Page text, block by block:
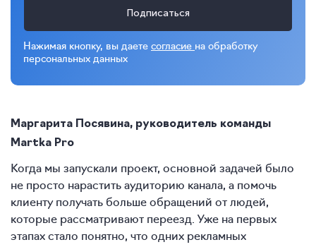
Подписаться
Нажимая кнопку, вы даете согласие на обработку
персональных данных
Маргарита Посявина, руководитель команды
Martka Pro
Когда мы запускали проект, основной задачей было
не просто нарастить аудиторию канала, а помочь
клиенту получать больше обращений от людей,
которые рассматривают переезд. Уже на первых
этапах стало понятно, что одних рекламных